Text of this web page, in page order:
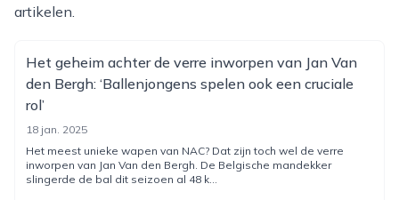
artikelen.
Het geheim achter de verre inworpen van Jan Van
den Bergh: ‘Ballenjongens spelen ook een cruciale
rol’
18 jan. 2025
Het meest unieke wapen van NAC? Dat zijn toch wel de verre
inworpen van Jan Van den Bergh. De Belgische mandekker
slingerde de bal dit seizoen al 48 k...